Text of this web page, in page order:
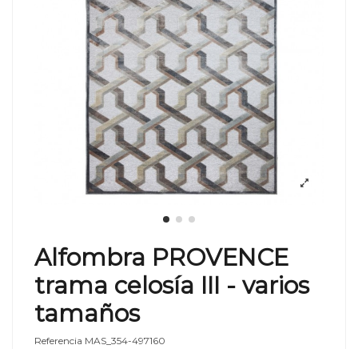
Alfombra PROVENCE
trama celosía III - varios
tamaños
Referencia MAS_354-497160